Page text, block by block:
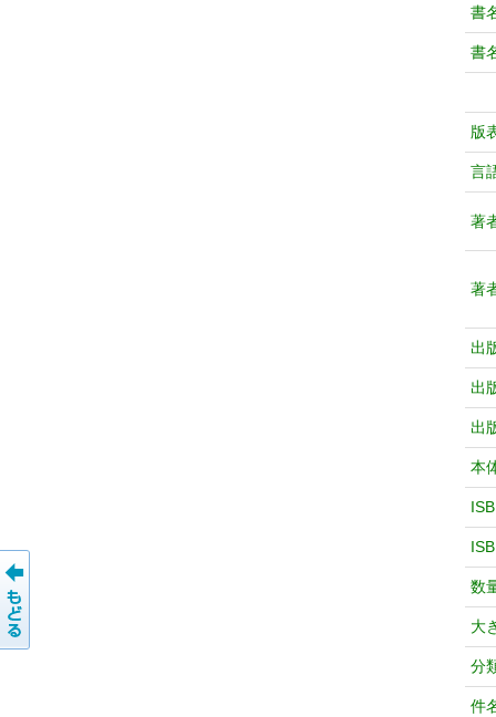
書
書
版
言
著
著
出
出
出
本
数
大
分
件